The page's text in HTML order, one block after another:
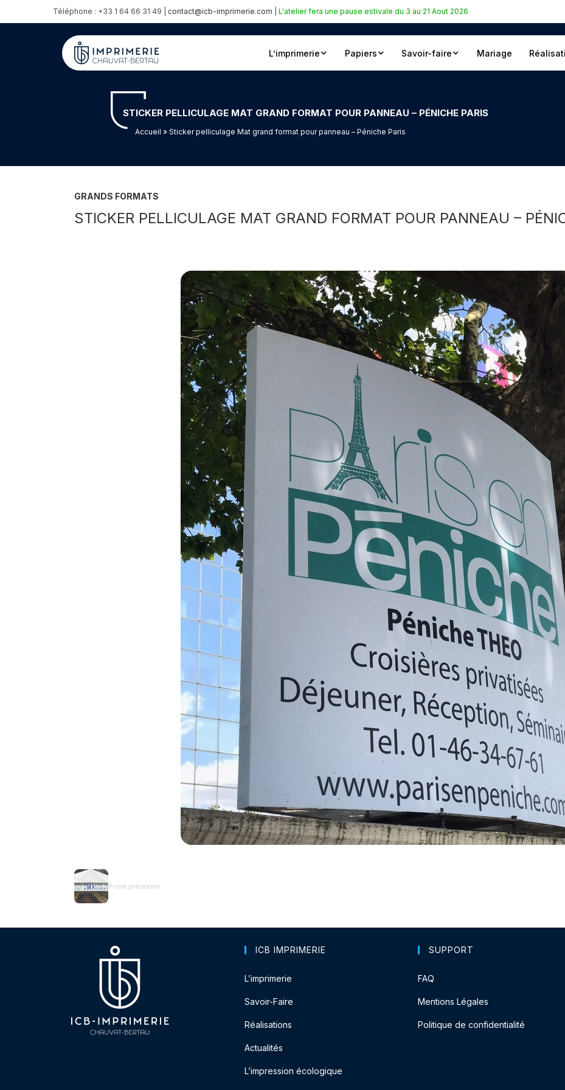
Téléphone : +33 1 64 66 31 49 | contact@icb-imprimerie.com L'atelier fera une pause estivale du 3 au 21 Aout 2026
L’imprimerie Papiers Savoir-faire Mariage
STICKER PELLICULAGE MAT GRAND FORMAT POUR PANNEAU – PÉNICHE PARIS
Accueil » Sticker pelliculage Mat grand format pour panneau – Péniche Paris
GRANDS FORMATS
STICKER PELLICULAGE MAT GRAND FORMAT POUR PANNEAU –
Projet précédent
ICB IMPRIMERIE
L’imprimerie
Savoir-Faire
Réalisations
Actualités
L’impression écologique
SUPPORT
FAQ
Mentions Légales
Politique de confidentialité